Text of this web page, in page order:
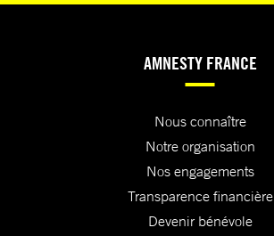
AMNESTY FRANCE
Nous connaître
Notre organisation
Nos engagements
Transparence financière
Devenir bénévole